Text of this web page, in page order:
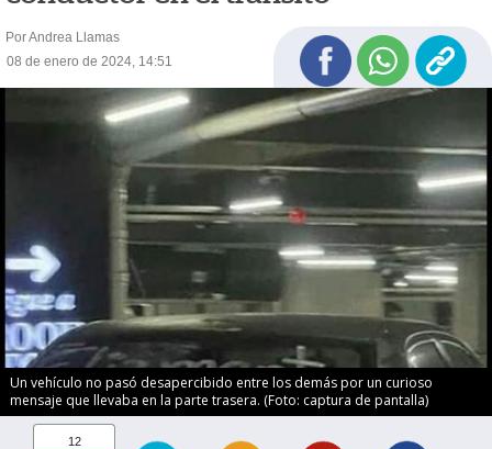
Por Andrea Llamas
08 de enero de 2024, 14:51
Un vehículo no pasó desapercibido entre los demás por un curioso
mensaje que llevaba en la parte trasera. (Foto: captura de pantalla)
12